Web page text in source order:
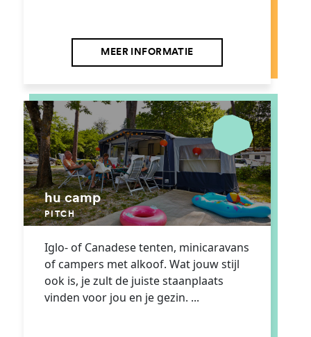
MEER INFORMATIE
hu camp
PITCH
Iglo- of Canadese tenten, minicaravans
of campers met alkoof. Wat jouw stijl
ook is, je zult de juiste staanplaats
vinden voor jou en je gezin. ...